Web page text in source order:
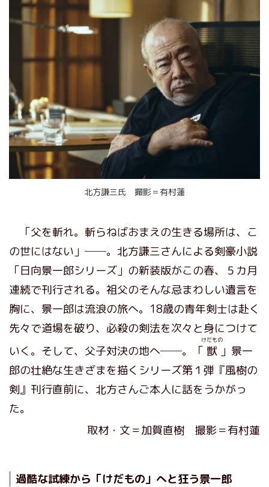
北方謙三氏 撮影＝有村蓮
「父を斬れ。斬らねばおまえの生きる場所は、こ
の世にはない」──。北方謙三さんによる剣豪小説
「日向景一郎シリーズ」の新装版がこの春、５カ月
連続で刊行される。祖父のそんな忌まわしい遺言を
胸に、景一郎は流浪の旅へ。18歳の青年剣士は赴く
先々で道場を破り、必殺の剣法を次々と身につけて
いく。そして、父子対決の地へ──。「 獣
けだもの
」景一
郎の壮絶な生きざまを描くシリーズ第１弾『風樹の
剣』刊行直前に、北方さんご本人に話をうかがっ
た。
取材・文＝加賀直樹 撮影＝有村蓮
過酷な試練から「けだもの」へと狂う景一郎